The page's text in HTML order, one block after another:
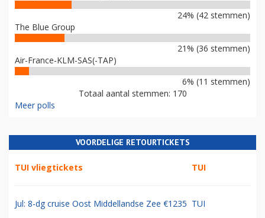
24% (42 stemmen)
The Blue Group
21% (36 stemmen)
Air-France-KLM-SAS(-TAP)
6% (11 stemmen)
Totaal aantal stemmen: 170
Meer polls
VOORDELIGE RETOURTICKETS
TUI vliegtickets TUI
Jul: 8-dg cruise Oost Middellandse Zee €1235 TUI